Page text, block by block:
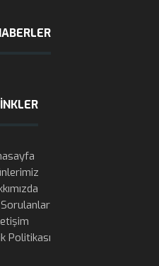
Sorulanlar
Politikası